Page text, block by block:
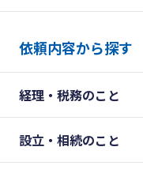
依頼内容から探す
経理・税務のこと
設立・相続のこと